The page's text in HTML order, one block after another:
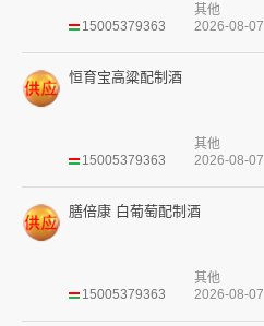
15005379363
其他
2026-08-07
恒育宝高粱配制酒
15005379363
其他
2026-08-07
膳倍康 白葡萄配制酒
15005379363
其他
2026-08-07